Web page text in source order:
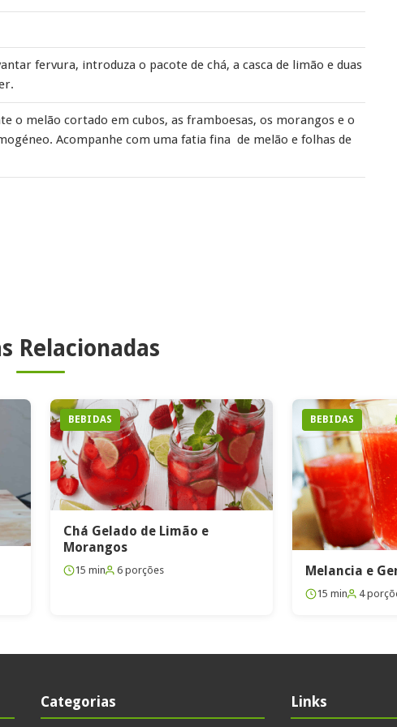
fervura, introduza o pacote de chá, a casca de limão e duas
o melão cortado em cubos, as framboesas, os morangos e o
Acompanhe com uma fatia fina de melão e folhas de
Relacionadas
BEBIDAS
Chá Gelado de Limão e
Morangos
15 min 6 porções
BEBIDAS
Melancia e
15 min 4
Categorias Links